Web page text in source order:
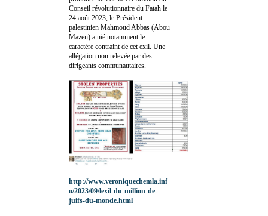
Conseil révolutionnaire du Fatah le
24 août 2023, le Président
palestinien Mahmoud Abbas (Abou
Mazen) a nié notamment le
caractère contraint de cet exil. Une
allégation non relevée par des
dirigeants communautaires.
http://www.veroniquechemla.inf
o/2023/09/lexil-du-million-de-
juifs-du-monde.html